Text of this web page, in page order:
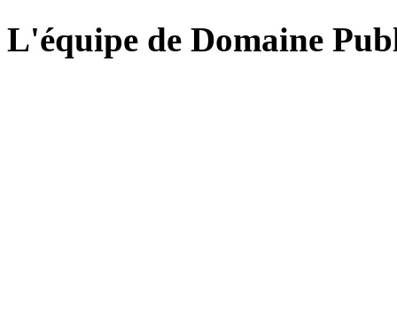
L'équipe de Domaine